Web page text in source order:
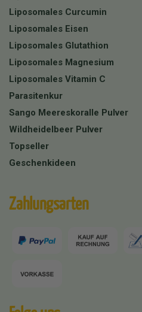
Liposomales Curcumin
Liposomales Eisen
Liposomales Glutathion
Liposomales Magnesium
Liposomales Vitamin C
Parasitenkur
Sango Meereskoralle Pulver
Wildheidelbeer Pulver
Topseller
Geschenkideen
Zahlungsarten